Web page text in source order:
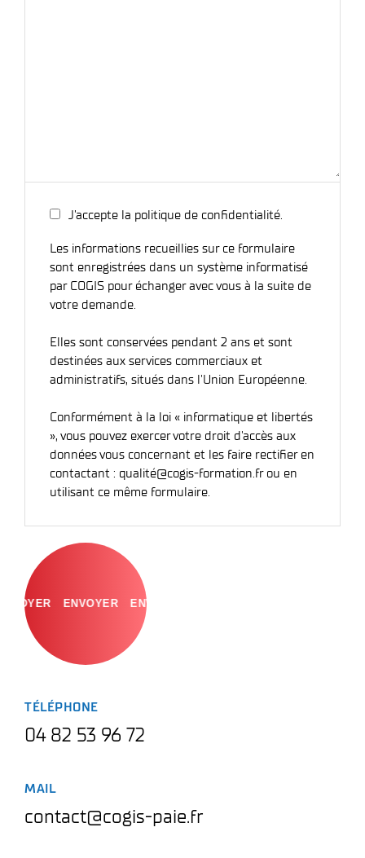
J’accepte la politique de confidentialité.
Les informations recueillies sur ce formulaire
sont enregistrées dans un système informatisé
par COGIS pour échanger avec vous à la suite de
votre demande.
Elles sont conservées pendant 2 ans et sont
destinées aux services commerciaux et
administratifs, situés dans l'Union Européenne.
Conformément à la loi « informatique et libertés
», vous pouvez exercer votre droit d'accès aux
données vous concernant et les faire rectifier en
contactant : qualité@cogis-formation.fr ou en
utilisant ce même formulaire.
ENVOYER
TÉLÉPHONE
04 82 53 96 72
MAIL
contact@cogis-paie.fr